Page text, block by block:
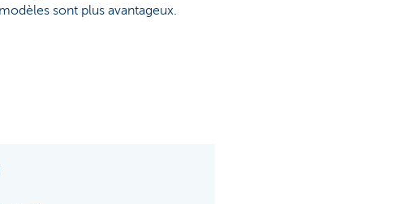
sont plus avantageux.